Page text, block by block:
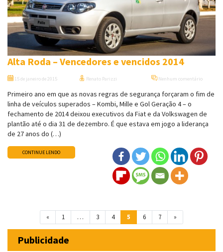
Alta Roda – Vencedores e vencidos 2014
15 de janeiro de 2015 Renato Parizzi Nenhum comentário
Primeiro ano em que as novas regras de segurança forçaram o fim de
linha de veículos superados – Kombi, Mille e Gol Geração 4 – o
fechamento de 2014 deixou executivos da Fiat e da Volkswagen de
plantão até o dia 31 de dezembro. É que estava em jogo a liderança
de 27 anos do (…)
CONTINUE LENDO
Navegação entre posts
« 1 … 3 4 5 6 7 »
Publicidade